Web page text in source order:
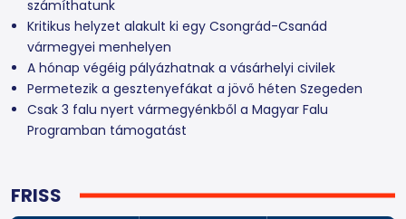
FRISS
számíthatunk
Kritikus helyzet alakult ki egy Csongrád-Csanád
vármegyei menhelyen
A hónap végéig pályázhatnak a vásárhelyi civilek
Permetezik a gesztenyefákat a jövő héten Szegeden
Csak 3 falu nyert vármegyénkből a Magyar Falu
Programban támogatást